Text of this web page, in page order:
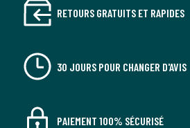
RETOURS GRATUITS ET RAPIDES
30 JOURS POUR CHANGER D'AVIS
PAIEMENT 100% SÉCURISÉ